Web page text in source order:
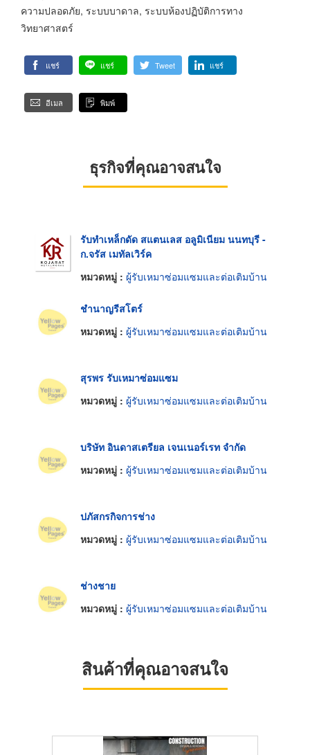
ความปลอดภัย, ระบบบาดาล, ระบบห้องปฏิบัติการทาง
วิทยาศาสตร์
แชร์ แชร์ Tweet แชร์
อีเมล พิมพ์
ธุรกิจที่คุณอาจสนใจ
รับทำเหล็กดัด สแตนเลส อลูมิเนียม นนทบุรี -
ก.จรัส เมทัลเวิร์ค
หมวดหมู่ : ผู้รับเหมาซ่อมแซมและต่อเติมบ้าน
ชำนาญรีสโตร์
หมวดหมู่ : ผู้รับเหมาซ่อมแซมและต่อเติมบ้าน
สุรพร รับเหมาซ่อมแซม
หมวดหมู่ : ผู้รับเหมาซ่อมแซมและต่อเติมบ้าน
บริษัท อินดาสเตรียล เจนเนอร์เรท จำกัด
หมวดหมู่ : ผู้รับเหมาซ่อมแซมและต่อเติมบ้าน
ปภัสกรกิจการช่าง
หมวดหมู่ : ผู้รับเหมาซ่อมแซมและต่อเติมบ้าน
ช่างชาย
หมวดหมู่ : ผู้รับเหมาซ่อมแซมและต่อเติมบ้าน
สินค้าที่คุณอาจสนใจ